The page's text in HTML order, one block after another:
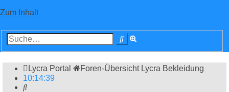
Zum Inhalt
Suche
Lycra Portal Foren-Übersicht Lycra Bekleidung
10:14:39
Suche